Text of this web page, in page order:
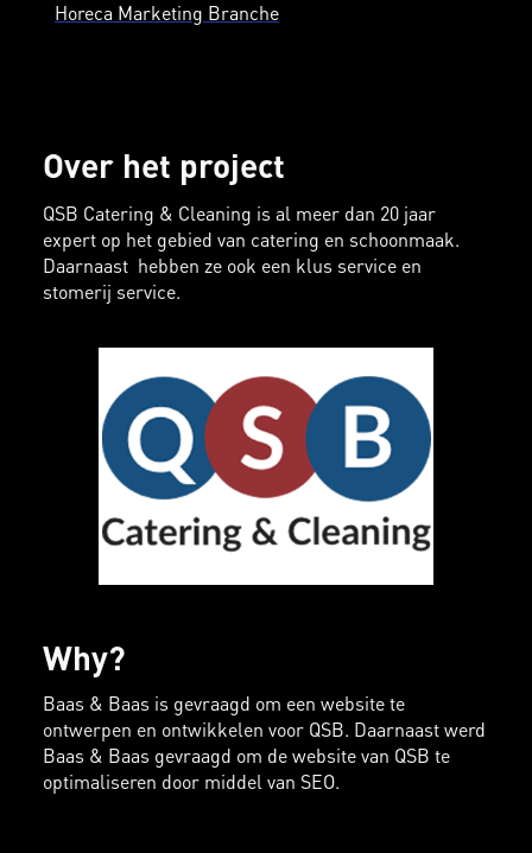
Horeca Marketing Branche
Over het project
QSB Catering & Cleaning is al meer dan 20 jaar
expert op het gebied van catering en schoonmaak.
Daarnaast hebben ze ook een klus service en
stomerij service.
Why?
Baas & Baas is gevraagd om een website te
ontwerpen en ontwikkelen voor QSB. Daarnaast werd
Baas & Baas gevraagd om de website van QSB te
optimaliseren door middel van SEO.